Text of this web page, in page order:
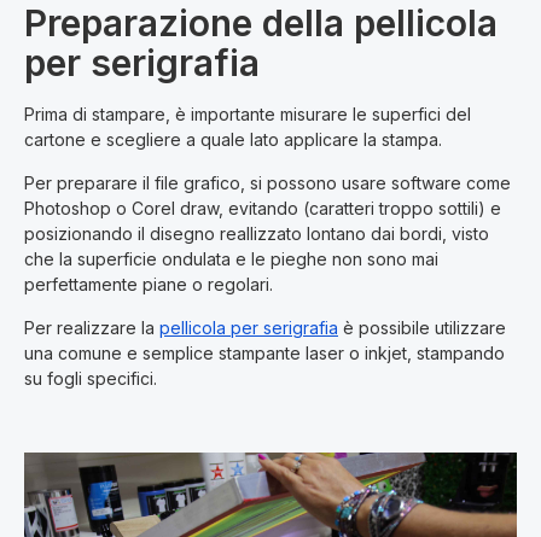
Preparazione della pellicola
per serigrafia
Prima di stampare, è importante misurare le superfici del
cartone e scegliere a quale lato applicare la stampa.
Per preparare il file grafico, si possono usare software come
Photoshop o Corel draw, evitando (caratteri troppo sottili) e
posizionando il disegno reallizzato lontano dai bordi, visto
che la superficie ondulata e le pieghe non sono mai
perfettamente piane o regolari.
Per realizzare la pellicola per serigrafia è possibile utilizzare
una comune e semplice stampante laser o inkjet, stampando
su fogli specifici.